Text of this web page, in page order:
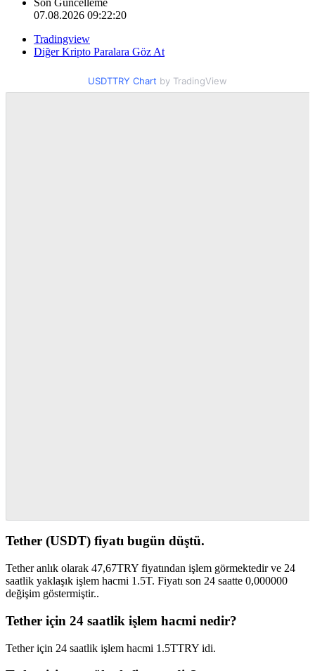
07.08.2026 09:22:20
Tradingview
Diğer Kripto Paralara Göz At
USDTTRY Chart by TradingView
Tether (USDT) fiyatı bugün düştü.
Tether anlık olarak 47,67TRY fiyatından işlem görmektedir ve 24
saatlik yaklaşık işlem hacmi 1.5T. Fiyatı son 24 saatte 0,000000
değişim göstermiştir..
Tether için 24 saatlik işlem hacmi nedir?
Tether için 24 saatlik işlem hacmi 1.5TTRY idi.